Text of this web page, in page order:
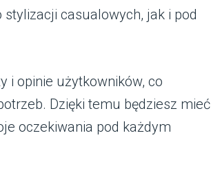
casualowych, jak i pod
i opinie użytkowników, co
Dzięki temu będziesz mieć
oczekiwania pod każdym